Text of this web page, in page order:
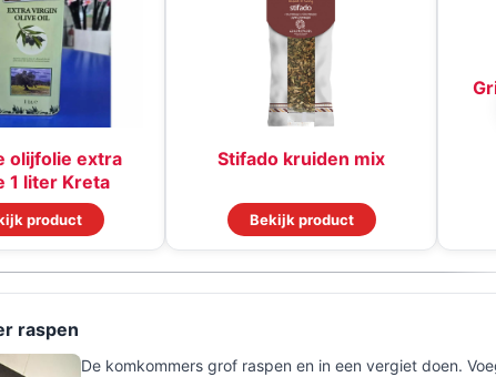
olijfolie extra
1 liter Kreta
product
Stifado kruiden mix
Bekijk product
raspen
De komkommers grof raspen en in een vergiet doen.